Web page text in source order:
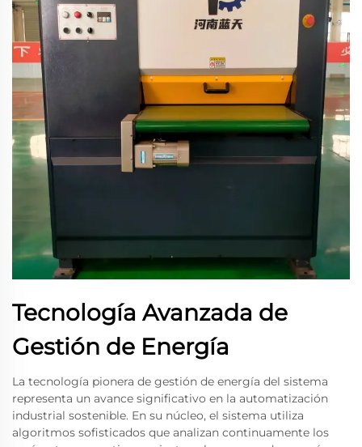
Tecnología Avanzada de
Gestión de Energía
La tecnología pionera de gestión de energía del sistema
representa un avance significativo en la automatización
industrial sostenible. En su núcleo, el sistema utiliza
algoritmos sofisticados que analizan continuamente los